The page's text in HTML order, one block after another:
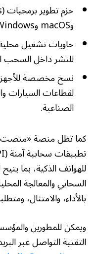
وmacOS وWindows وLinux.
للنشر داخل السحب
نسخ مخصصة للأجهزة
لقطاعات السيارات
الصناعية.
كما تظل منصة «منصت»
للهواتف الذكية، بما
السحابي والمعالجة
بالأداء، والامتثال،
ويمكن للمطورين
التقنية التواصل عبر